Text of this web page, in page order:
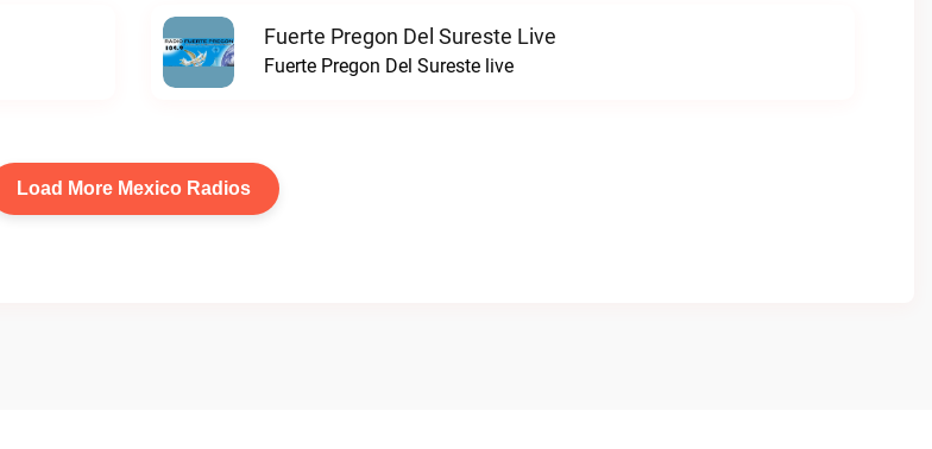
Fuerte Pregon Del Sureste Live
Fuerte Pregon Del Sureste live
Load More Mexico Radios